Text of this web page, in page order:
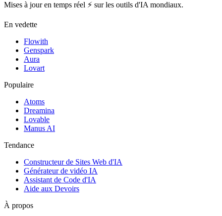
Mises à jour en temps réel ⚡️ sur les outils d'IA mondiaux.
En vedette
Flowith
Genspark
Aura
Lovart
Populaire
Atoms
Dreamina
Lovable
Manus AI
Tendance
Constructeur de Sites Web d'IA
Générateur de vidéo IA
Assistant de Code d'IA
Aide aux Devoirs
À propos